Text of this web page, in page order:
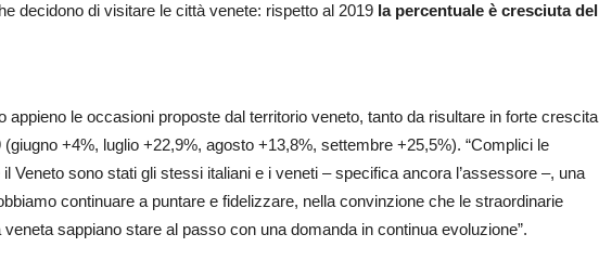
decidono di visitare le città venete: rispetto al 2019 la percentuale è cresciuta del
appieno le occasioni proposte dal territorio veneto, tanto da risultare in forte crescita
+4%, luglio +22,9%, agosto +13,8%, settembre +25,5%). “Complici le
Veneto sono stati gli stessi italiani e i veneti – specifica ancora l’assessore –, una
continuare a puntare e fidelizzare, nella convinzione che le straordinarie
veneta sappiano stare al passo con una domanda in continua evoluzione”.